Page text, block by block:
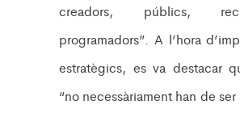
creadors, públics,
programadors”. A l’hora
estratègics, es va destacar
“no necessàriament han de ser